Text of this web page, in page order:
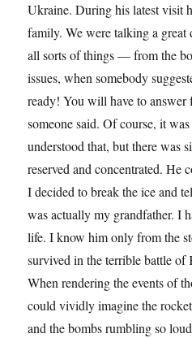
Ukraine. During his latest visit
family. We were talking a great
all sorts of things — from the
issues, when somebody
ready! You will have to answer
someone said. Of course, it
understood that, but there was
reserved and concentrated. He
I decided to break the ice and
was actually my grandfather. I
life. I know him only from the
survived in the terrible battle
When rendering the events of
could vividly imagine the
and the bombs rumbling so